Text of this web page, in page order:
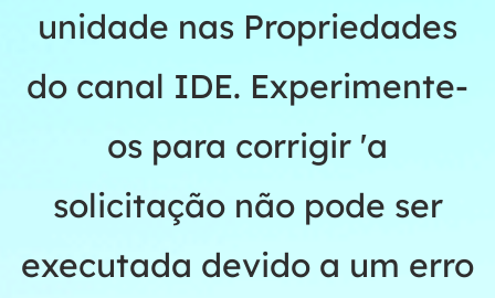
unidade nas Propriedades
do canal IDE. Experimente-
os para corrigir 'a
solicitação não pode ser
executada devido a um erro